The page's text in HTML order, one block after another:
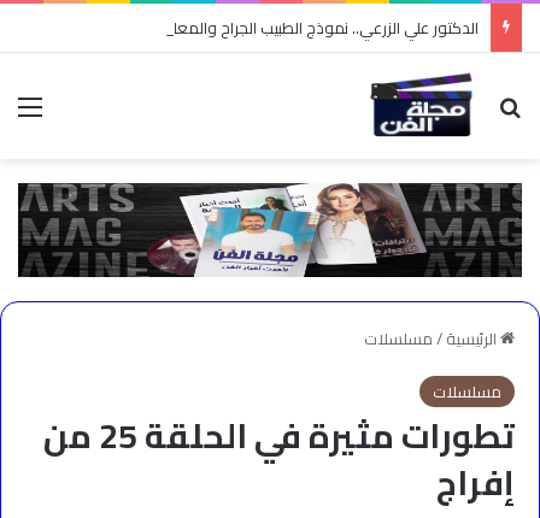
الدكتور علي الزرعي.. نموذج الطبيب الجراح والمعلم وصانع التوعية
بحث عن
الرئيسية/مسلسلات
مسلسلات
تطورات مثيرة في الحلقة 25 من
إفراج